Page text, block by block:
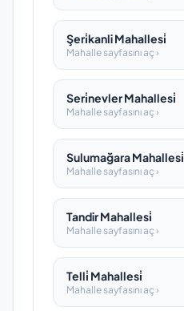
Şeri̇kanli Mahallesi̇
Mahalle sayfasını aç ›
Seri̇nevler Mahallesi̇
Mahalle sayfasını aç ›
Sulumağara Mahallesi̇
Mahalle sayfasını aç ›
Tandir Mahallesi̇
Mahalle sayfasını aç ›
Telli̇ Mahallesi̇
Mahalle sayfasını aç ›